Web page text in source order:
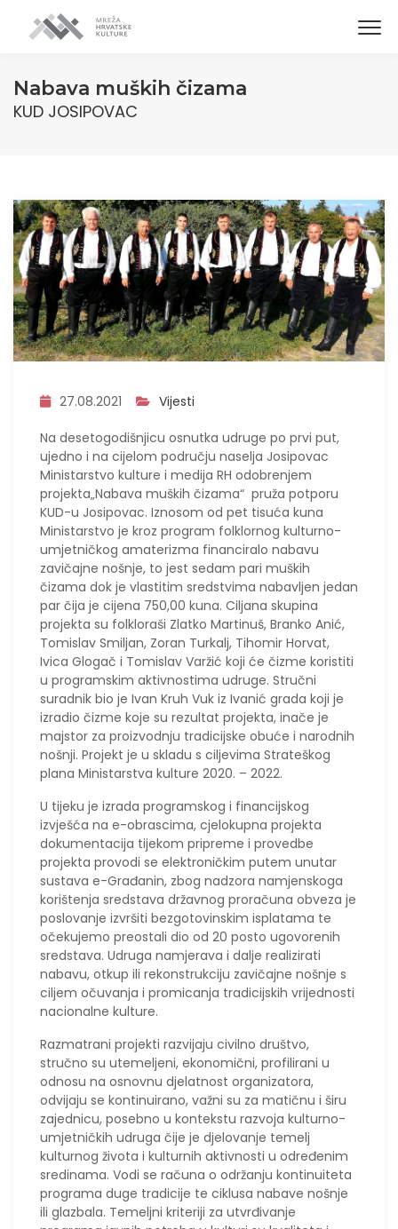
Nabava muških čizama
KUD JOSIPOVAC
27.08.2021 Vijesti
Na desetogodišnjicu osnutka udruge po prvi put,
ujedno i na cijelom području naselja Josipovac
Ministarstvo kulture i medija RH odobrenjem
projekta„Nabava muških čizama“ pruža potporu
KUD-u Josipovac. Iznosom od pet tisuća kuna
Ministarstvo je kroz program folklornog kulturno-
umjetničkog amaterizma financiralo nabavu
zavičajne nošnje, to jest sedam pari muških
čizama dok je vlastitim sredstvima nabavljen jedan
par čija je cijena 750,00 kuna. Ciljana skupina
projekta su folkloraši Zlatko Martinuš, Branko Anić,
Tomislav Smiljan, Zoran Turkalj, Tihomir Horvat,
Ivica Glogač i Tomislav Varžić koji će čizme koristiti
u programskim aktivnostima udruge. Stručni
suradnik bio je Ivan Kruh Vuk iz Ivanić grada koji je
izradio čizme koje su rezultat projekta, inače je
majstor za proizvodnju tradicijske obuće i narodnih
nošnji. Projekt je u skladu s ciljevima Strateškog
plana Ministarstva kulture 2020. – 2022.
U tijeku je izrada programskog i financijskog
izvješća na e-obrascima, cjelokupna projekta
dokumentacija tijekom pripreme i provedbe
projekta provodi se elektroničkim putem unutar
sustava e-Građanin, zbog nadzora namjenskoga
korištenja sredstava državnog proračuna obveza je
poslovanje izvršiti bezgotovinskim isplatama te
očekujemo preostali dio od 20 posto ugovorenih
sredstava. Udruga namjerava i dalje realizirati
nabavu, otkup ili rekonstrukciju zavičajne nošnje s
ciljem očuvanja i promicanja tradicijskih vrijednosti
nacionalne kulture.
Razmatrani projekti razvijaju civilno društvo,
stručno su utemeljeni, ekonomični, profilirani u
odnosu na osnovnu djelatnost organizatora,
odvijaju se kontinuirano, važni su za matičnu i širu
zajednicu, posebno u kontekstu razvoja kulturno-
umjetničkih udruga čije je djelovanje temelj
kulturnog života i kulturnih aktivnosti u određenim
sredinama. Vodi se računa o održanju kontinuiteta
programa duge tradicije te ciklusa nabave nošnje
ili glazbala. Temeljni kriteriji za utvrđivanje